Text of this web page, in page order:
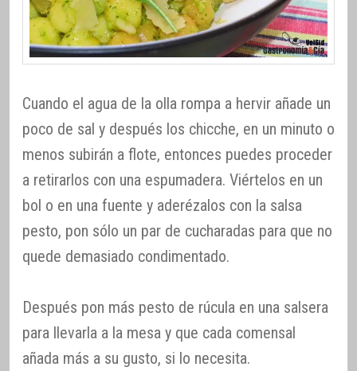
Cuando el agua de la olla rompa a hervir añade un
poco de sal y después los chicche, en un minuto o
menos subirán a flote, entonces puedes proceder
a retirarlos con una espumadera. Viértelos en un
bol o en una fuente y aderézalos con la salsa
pesto, pon sólo un par de cucharadas para que no
quede demasiado condimentado.
Después pon más pesto de rúcula en una salsera
para llevarla a la mesa y que cada comensal
añada más a su gusto, si lo necesita.